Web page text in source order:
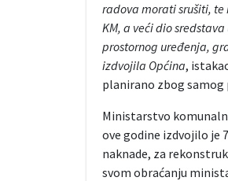
radova morati srušiti, te
KM, a veći dio
prostornog uređenja,
izdvojila Općina,
planirano zbog
Ministarstvo
ove godine izdvojilo je
naknade, za
svom obraćanju